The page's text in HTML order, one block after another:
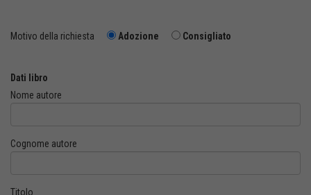
Motivo della richiesta Adozione Consigliato
Dati libro
Nome autore
Cognome autore
Titolo